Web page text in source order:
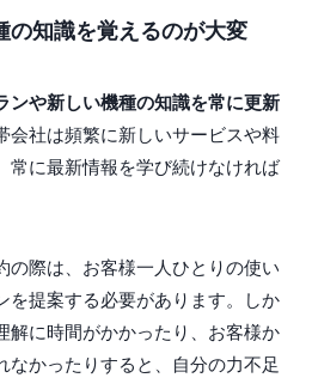
の知識を覚えるのが大変
ンや新しい機種の知識を常に更新
会社は頻繁に新しいサービスや料
常に最新情報を学び続けなければ
の際は、お客様一人ひとりの使い
を提案する必要があります。しか
解に時間がかかったり、お客様か
なかったりすると、自分の力不足